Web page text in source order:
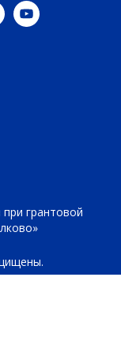
грантовой